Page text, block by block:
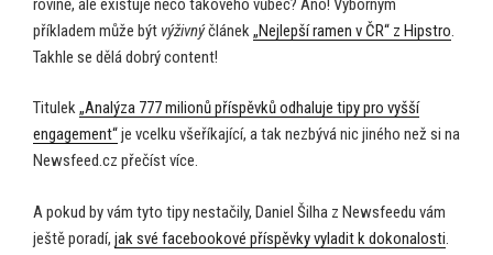
rovině, ale existuje něco takového vůbec? Ano! Výborným
příkladem může být výživnýčlánek„Nejlepší ramen v ČR“ z Hipstro.
Takhle se dělá dobrý content!
Titulek„Analýza 777 milionů příspěvků odhaluje tipy pro vyšší
engagement“je vcelku všeříkající, a tak nezbývá nic jiného než si na
Newsfeed.cz přečíst více.
A pokud by vám tyto tipy nestačily, Daniel Šilha z Newsfeedu vám
ještě poradí, jak své facebookové příspěvky vyladit k dokonalosti.